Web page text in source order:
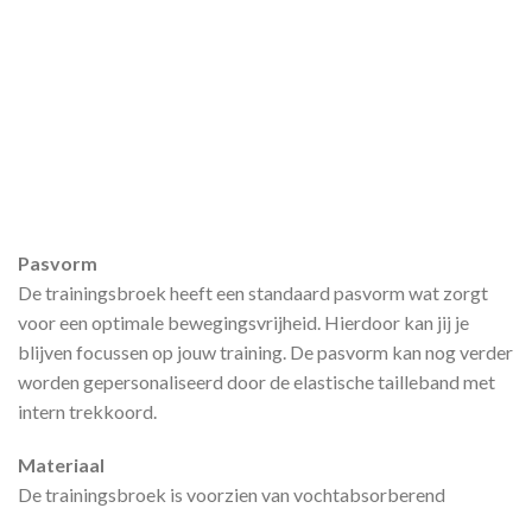
Pasvorm
De trainingsbroek heeft een standaard pasvorm wat zorgt
voor een optimale bewegingsvrijheid. Hierdoor kan jij je
blijven focussen op jouw training. De pasvorm kan nog verder
worden gepersonaliseerd door de elastische tailleband met
intern trekkoord.
Materiaal
De trainingsbroek is voorzien van vochtabsorberend